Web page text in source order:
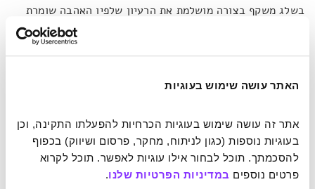
האתר עושה שימוש בעוגיות
פרטים נוספים במדיניות הפרטיות שלנו.
בשלג משקף בצורה מושלמת את הרעיון שלפיו האהבה שומרת
מחליפים דובי הקוטב באף רגיש.
לאחר שנפגשו, במקום שאלון מביך בפאב
לבדיקת הפוטנציאל הזוגי, הדייט של הדובים נפתח בבדיקת
סיבולת. הדובה"מוליכה אותו [את הזכר] מעלה ומטה במדרונות.
זה כאילו היא בוחנת את הכושר שלו",מסביר אטינבורו. אחרי
השלב הזה מתחיל הכיף האמיתי.